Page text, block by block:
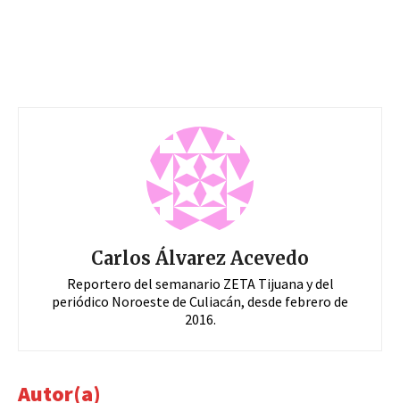
Carlos Álvarez Acevedo
Reportero del semanario ZETA Tijuana y del
periódico Noroeste de Culiacán, desde febrero de
2016.
Autor(a)